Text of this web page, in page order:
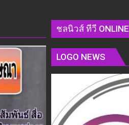
ขะ
จัด
โครงการ
ให้
ความ
ชลนิวส์ ทีวี ONLINE
LOGO NEWS